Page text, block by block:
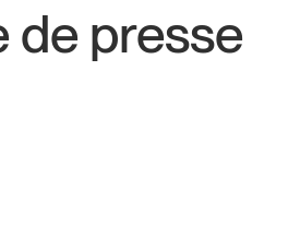
de presse